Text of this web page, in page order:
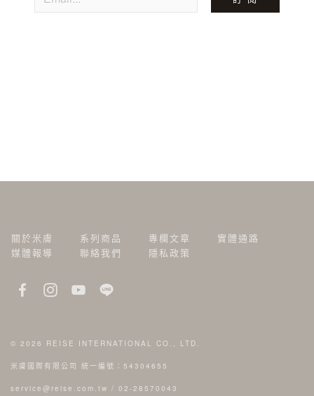
關於米膚 系列商品 專欄文章
實體通路
媒體報導
聯絡我們 隱私政策
© 2026 REISE INTERNATIONAL CO., LTD.
米膚國際有限公司 統一編號：54304655
service@reise.com.tw / 02-28570043